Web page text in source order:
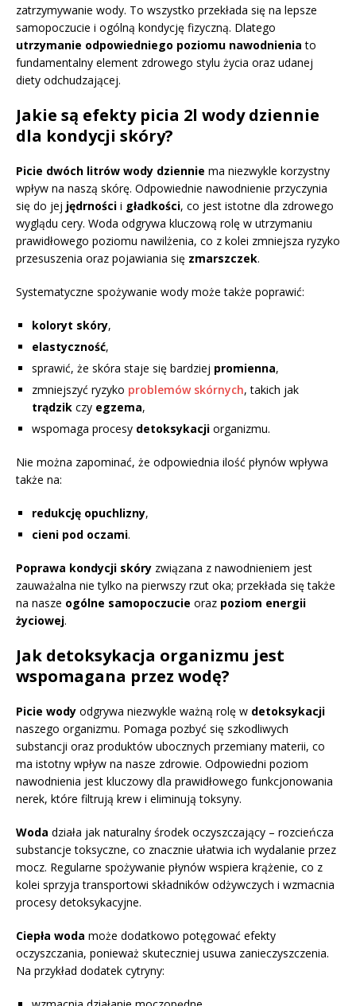
zatrzymywanie wody. To wszystko przekłada się na lepsze
samopoczucie i ogólną kondycję fizyczną. Dlatego
utrzymanie odpowiedniego poziomu nawodnienia to
fundamentalny element zdrowego stylu życia oraz udanej
diety odchudzającej.
Jakie są efekty picia 2l wody dziennie
dla kondycji skóry?
Picie dwóch litrów wody dziennie ma niezwykle korzystny
wpływ na naszą skórę. Odpowiednie nawodnienie przyczynia
się do jej jędrności i gładkości, co jest istotne dla zdrowego
wyglądu cery. Woda odgrywa kluczową rolę w utrzymaniu
prawidłowego poziomu nawilżenia, co z kolei zmniejsza ryzyko
przesuszenia oraz pojawiania się zmarszczek.
Systematyczne spożywanie wody może także poprawić:
koloryt skóry,
elastyczność,
sprawić, że skóra staje się bardziej promienna,
zmniejszyć ryzyko problemów skórnych, takich jak
trądzik czy egzema,
wspomaga procesy detoksykacji organizmu.
Nie można zapominać, że odpowiednia ilość płynów wpływa
także na:
redukcję opuchlizny,
cieni pod oczami.
Poprawa kondycji skóry związana z nawodnieniem jest
zauważalna nie tylko na pierwszy rzut oka; przekłada się także
na nasze ogólne samopoczucie oraz poziom energii
życiowej.
Jak detoksykacja organizmu jest
wspomagana przez wodę?
Picie wody odgrywa niezwykle ważną rolę w detoksykacji
naszego organizmu. Pomaga pozbyć się szkodliwych
substancji oraz produktów ubocznych przemiany materii, co
ma istotny wpływ na nasze zdrowie. Odpowiedni poziom
nawodnienia jest kluczowy dla prawidłowego funkcjonowania
nerek, które filtrują krew i eliminują toksyny.
Woda działa jak naturalny środek oczyszczający – rozcieńcza
substancje toksyczne, co znacznie ułatwia ich wydalanie przez
mocz. Regularne spożywanie płynów wspiera krążenie, co z
kolei sprzyja transportowi składników odżywczych i wzmacnia
procesy detoksykacyjne.
Ciepła woda może dodatkowo potęgować efekty
oczyszczania, ponieważ skuteczniej usuwa zanieczyszczenia.
Na przykład dodatek cytryny: